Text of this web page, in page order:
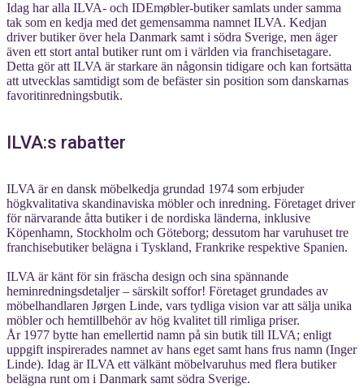
Idag har alla ILVA- och IDEmøbler-butiker samlats under samma
tak som en kedja med det gemensamma namnet ILVA. Kedjan
driver butiker över hela Danmark samt i södra Sverige, men äger
även ett stort antal butiker runt om i världen via franchisetagare.
Detta gör att ILVA är starkare än någonsin tidigare och kan fortsätta
att utvecklas samtidigt som de befäster sin position som danskarnas
favoritinredningsbutik.
ILVA:s rabatter
ILVA är en dansk möbelkedja grundad 1974 som erbjuder
högkvalitativa skandinaviska möbler och inredning. Företaget driver
för närvarande åtta butiker i de nordiska länderna, inklusive
Köpenhamn, Stockholm och Göteborg; dessutom har varuhuset tre
franchisebutiker belägna i Tyskland, Frankrike respektive Spanien.
ILVA är känt för sin fräscha design och sina spännande
heminredningsdetaljer – särskilt soffor! Företaget grundades av
möbelhandlaren Jørgen Linde, vars tydliga vision var att sälja unika
möbler och hemtillbehör av hög kvalitet till rimliga priser.
År 1977 bytte han emellertid namn på sin butik till ILVA; enligt
uppgift inspirerades namnet av hans eget samt hans frus namn (Inger
Linde). Idag är ILVA ett välkänt möbelvaruhus med flera butiker
belägna runt om i Danmark samt södra Sverige.